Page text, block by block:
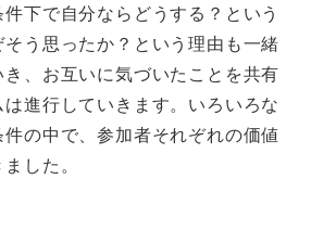
下で自分ならどうする？という
う思ったか？という理由も一緒
、お互いに気づいたことを共有
進行していきます。いろいろな
の中で、参加者それぞれの価値
した。